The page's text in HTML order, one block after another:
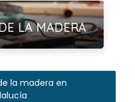
LA MADERA
la madera en